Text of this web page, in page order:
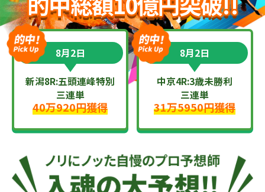
8月2日
新潟8R:五頭連峰特別
三連単
40万920円獲得
8月2日
中京4R:3歳未勝利
三連単
31万5950円獲得